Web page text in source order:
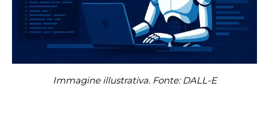
Immagine illustrativa. Fonte: DALL-E